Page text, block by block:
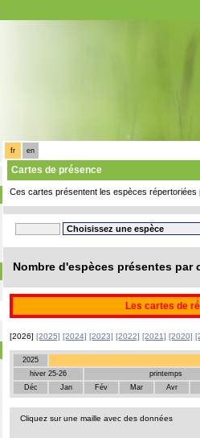
fr en
Cartes de présence
Ces cartes présentent les espèces répertoriées
Nombre d'espèces présentes par
Les cartes de
[2026] [2025] [2024] [2023] [2022] [2021] [2020]
2025
hiver 25-26
printemps
Déc
Jan Fév Mar Avr
Cliquez sur une maille avec des données